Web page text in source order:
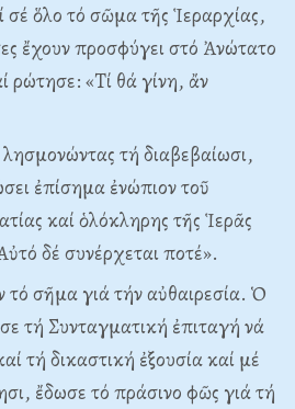
ὅλο τό σῶμα τῆς Ἱεραρχίας,
ἔχουν προσφύγει στό Ἀνώτατο
ρώτησε: «Tί θά γίνη, ἄν
τή διαβεβαίωσι,
ἐπίσημα ἐνώπιον τοῦ
καί ὁλόκληρης τῆς Ἱερᾶς
δέ συνέρχεται ποτέ».
σῆμα γιά τήν αὐθαιρεσία. Ὁ
τή Συνταγματική ἐπιταγή νά
τή δικαστική ἐξουσία καί μέ
ἔδωσε τό πράσινο φῶς γιά τή